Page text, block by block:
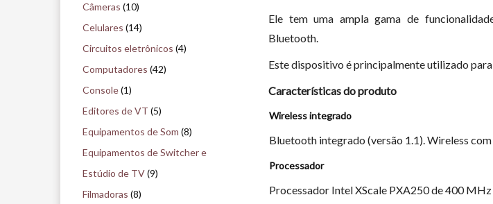
Ele tem uma ampla gama de
Bluetooth.
Este dispositivo é principalmente utilizado
Características do produto
Wireless integrado
Bluetooth integrado (versão 1.1). Wireless
Processador
Processador Intel XScale PXA250 de 400 MHz
Câmeras (10)
Celulares (14)
Circuitos eletrônicos (4)
Computadores (42)
Console(1)
Editores de VT (5)
Equipamentos de Som (8)
Equipamentos de Switcher e
Estúdio de TV(9)
Filmadoras (8)